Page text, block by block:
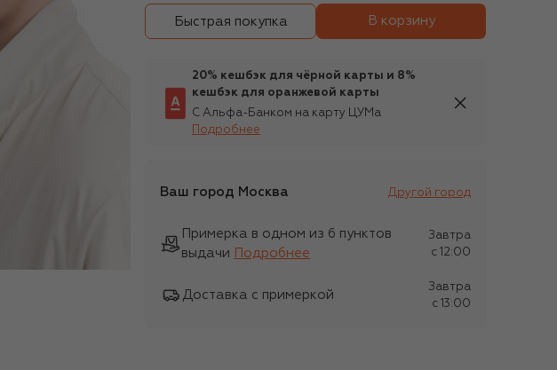
Быстрая покупка В корзину
20% кешбэк для чёрной карты и 8%
кешбэк для оранжевой карты
С Альфа-Банком на карту ЦУМа
Подробнее
Ваш город Москва Другой город
Примерка в одном из 6 пунктов
выдачи
Подробнее
Завтра
c 12:00
Доставка с примеркой
Завтра
c 13:00